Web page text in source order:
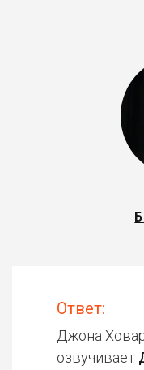
Ответ:
Джона
озвучивает